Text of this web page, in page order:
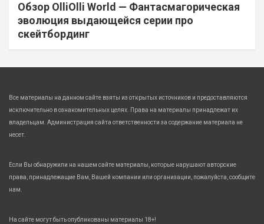
Обзор OlliOlli World — Фантасмагорическая
эволюция выдающейся серии про
скейтбординг
Все материалы на данном сайте взяты из открытых источников и предоставляются
исключительно в ознакомительных целях. Права на материалы принадлежат их
владельцам. Администрация сайта ответственности за содержание материала не
несет.
Если Вы обнаружили на нашем сайте материалы, которые нарушают авторские
права, принадлежащие Вам, Вашей компании или организации, пожалуйста, сообщите
нам.
На сайте могут быть опубликованы материалы 18+!